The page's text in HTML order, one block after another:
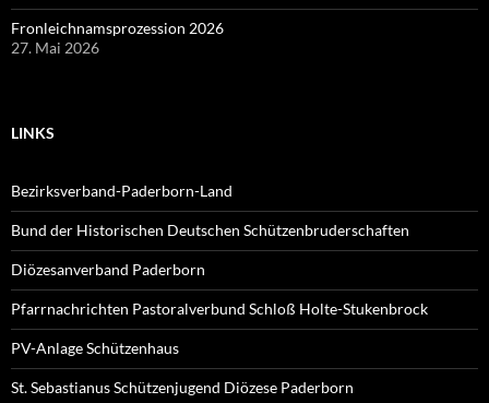
Fronleichnamsprozession 2026
27. Mai 2026
LINKS
Bezirksverband-Paderborn-Land
Bund der Historischen Deutschen Schützenbruderschaften
Diözesanverband Paderborn
Pfarrnachrichten Pastoralverbund Schloß Holte-Stukenbrock
PV-Anlage Schützenhaus
St. Sebastianus Schützenjugend Diözese Paderborn